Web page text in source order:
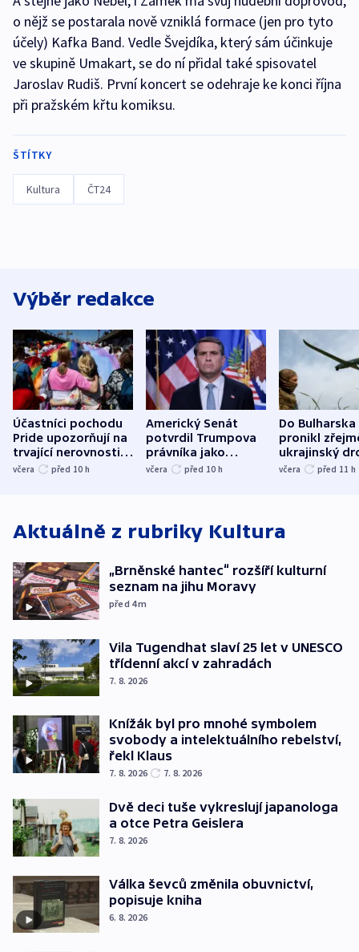
o nějž se postarala nově vzniklá formace (jen pro tyto
účely) Kafka Band. Vedle Švejdíka, který sám účinkuje
ve skupině Umakart, se do ní přidal také spisovatel
Jaroslav Rudiš. První koncert se odehraje ke konci října
při pražském křtu komiksu.
ŠTÍTKY
Kultura ČT24
Výběr redakce
Účastníci pochodu
Pride upozorňují na
trvající nerovnosti i
společenskou
včera před 10 h
Americký Senát
potvrdil Trumpova
právníka jako
ministra
včera před 10 h
Do Bulharska
pronikl
ukrajinský
explodoval
včera před 11 h
Aktuálně z rubriky Kultura
„Brněnské hantec“ rozšíří kulturní
seznam na jihu Moravy
před 4m
Vila Tugendhat slaví 25 let v UNESCO
třídenní akcí v zahradách
7. 8. 2026
Knížák byl pro mnohé symbolem
svobody a intelektuálního rebelství,
řekl Klaus
7. 8. 2026 7. 8. 2026
Dvě deci tuše vykreslují japanologa
a otce Petra Geislera
7. 8. 2026
Válka ševců změnila obuvnictví,
popisuje kniha
6. 8. 2026